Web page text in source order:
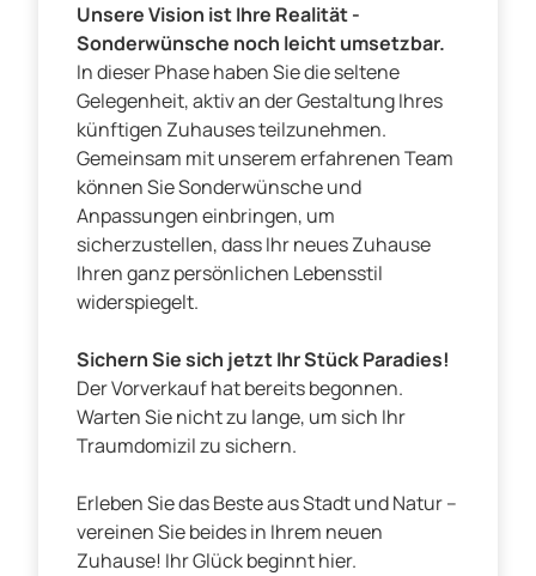
Unsere Vision ist Ihre Realität -
Sonderwünsche noch leicht umsetzbar.
In dieser Phase haben Sie die seltene
Gelegenheit, aktiv an der Gestaltung Ihres
künftigen Zuhauses teilzunehmen.
Gemeinsam mit unserem erfahrenen Team
können Sie Sonderwünsche und
Anpassungen einbringen, um
sicherzustellen, dass Ihr neues Zuhause
Ihren ganz persönlichen Lebensstil
widerspiegelt.
Sichern Sie sich jetzt Ihr Stück Paradies!
Der Vorverkauf hat bereits begonnen.
Warten Sie nicht zu lange, um sich Ihr
Traumdomizil zu sichern.
Erleben Sie das Beste aus Stadt und Natur –
vereinen Sie beides in Ihrem neuen
Zuhause! Ihr Glück beginnt hier.